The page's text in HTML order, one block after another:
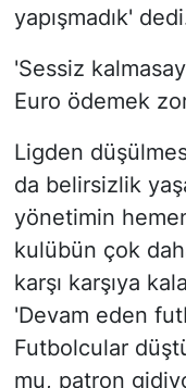
yapışmadık'
'Sessiz
Euro ödemek
Ligden
da belirsizlik
yönetimin
kulübün çok
karşı karşıya
'Devam eden
Futbolcular
mu, patron